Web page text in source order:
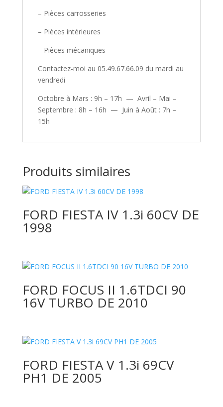
– Pièces carrosseries
– Pièces intérieures
– Pièces mécaniques
Contactez-moi au 05.49.67.66.09 du mardi au
vendredi
Octobre à Mars : 9h – 17h — Avril – Mai –
Septembre : 8h – 16h — Juin à Août : 7h –
15h
Produits similaires
FORD FIESTA IV 1.3i 60CV DE
1998
FORD FOCUS II 1.6TDCI 90
16V TURBO DE 2010
FORD FIESTA V 1.3i 69CV
PH1 DE 2005